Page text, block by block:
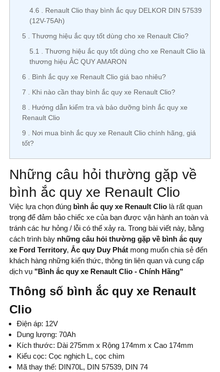
4.6
Renault Clio thay bình ắc quy DELKOR DIN 57539
(12V-75Ah)
5
Thương hiệu ắc quy tốt dùng cho xe Renault Clio?
5.1
Thương hiệu ắc quy tốt dùng cho xe Renault Clio là
thương hiệu ẮC QUY AMARON
6
Bình ắc quy xe Renault Clio giá bao nhiêu?
7
Khi nào cần thay bình ắc quy xe Renault Clio?
8
Hướng dẫn kiểm tra và bảo dưỡng bình ắc quy xe
Renault Clio
9
Nơi mua bình ắc quy xe Renault Clio chính hãng, giá
tốt?
Những câu hỏi thường gặp về
bình ắc quy xe Renault Clio
Việc lựa chọn đúng bình ắc quy xe Renault Clio là rất quan
trọng để đảm bảo chiếc xe của bạn được vận hành an toàn và
tránh các hư hỏng / lỗi có thể xảy ra. Trong bài viết này, bằng
cách trình bày những câu hỏi thường gặp về bình ắc quy
xe Ford Territory, Ắc quy Duy Phát mong muốn chia sẻ đến
khách hàng những kiến thức, thông tin liên quan và cung cấp
dịch vụ "Bình ắc quy xe Renault Clio - Chính Hãng"
Thông số bình ắc quy xe Renault
Clio
Điện áp: 12V
Dung lượng: 70Ah
Kích thước: Dài 275mm x Rộng 174mm x Cao 174mm
Kiểu cọc: Cọc nghịch L, cọc chìm
Mã thay thế: DIN70L, DIN 57539, DIN 74